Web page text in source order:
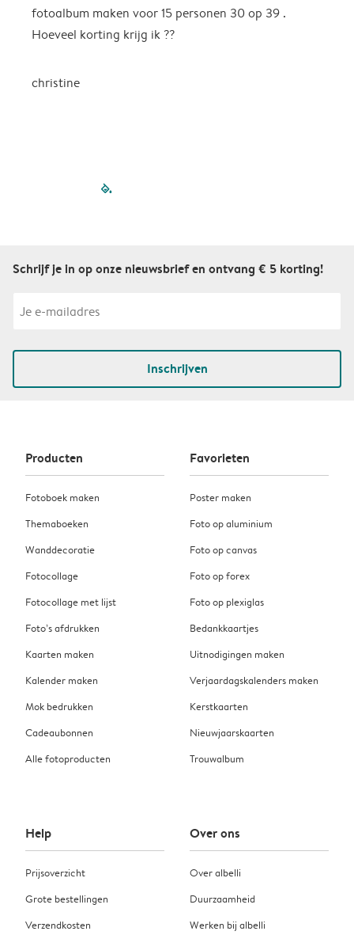
fotoalbum maken voor 15 personen 30 op 39 .
Hoeveel korting krijg ik ??
christine
filled-pagination
Schrijf je in op onze nieuwsbrief en ontvang € 5 korting!
Inschrijven
Producten
Fotoboek maken
Themaboeken
Wanddecoratie
Fotocollage
Fotocollage met lijst
Foto’s afdrukken
Kaarten maken
Kalender maken
Mok bedrukken
Cadeaubonnen
Alle fotoproducten
Favorieten
Poster maken
Foto op aluminium
Foto op canvas
Foto op forex
Foto op plexiglas
Bedankkaartjes
Uitnodigingen maken
Verjaardagskalenders maken
Kerstkaarten
Nieuwjaarskaarten
Trouwalbum
Help
Prijsoverzicht
Grote bestellingen
Verzendkosten
Over ons
Over albelli
Duurzaamheid
Werken bij albelli